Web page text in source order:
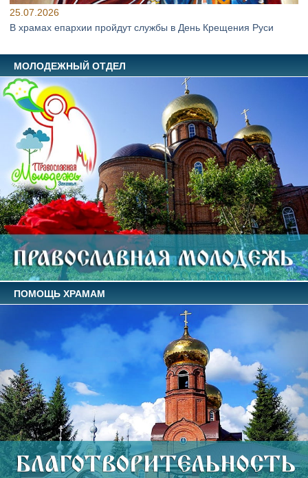
25.07.2026
В храмах епархии пройдут службы в День Крещения Руси
МОЛОДЕЖНЫЙ ОТДЕЛ
ПОМОЩЬ ХРАМАМ